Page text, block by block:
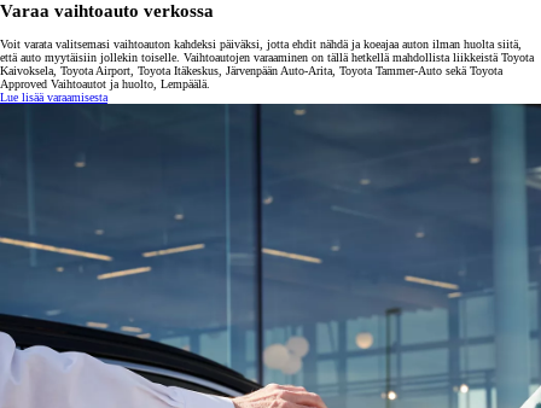
Varaa vaihtoauto verkossa
Voit varata valitsemasi vaihtoauton kahdeksi päiväksi, jotta ehdit nähdä ja koeajaa auton ilman huolta siitä,
että auto myytäisiin jollekin toiselle. Vaihtoautojen varaaminen on tällä hetkellä mahdollista liikkeistä Toyota
Kaivoksela, Toyota Airport, Toyota Itäkeskus, Järvenpään Auto-Arita, Toyota Tammer-Auto sekä Toyota
Approved Vaihtoautot ja huolto, Lempäälä.
Lue lisää varaamisesta